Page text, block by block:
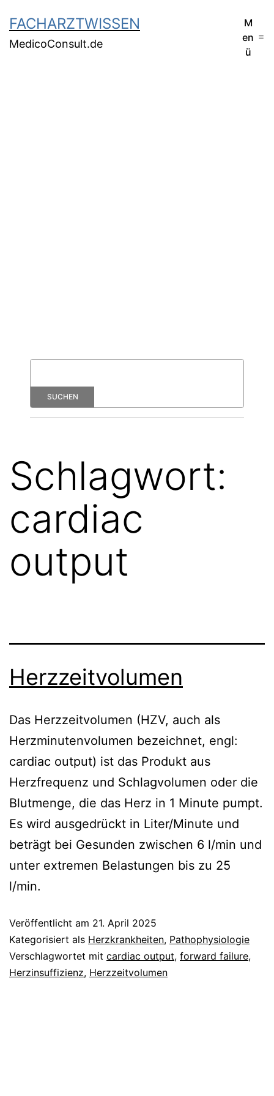
FACHARZTWISSEN
MedicoConsult.de
M
en
ü
Schlagwort:
cardiac
output
Herzzeitvolumen
Das Herzzeitvolumen (HZV, auch als
Herzminutenvolumen bezeichnet, engl:
cardiac output) ist das Produkt aus
Herzfrequenz und Schlagvolumen oder die
Blutmenge, die das Herz in 1 Minute pumpt.
Es wird ausgedrückt in Liter/Minute und
beträgt bei Gesunden zwischen 6 l/min und
unter extremen Belastungen bis zu 25
l/min.
Veröffentlicht am 21. April 2025
Kategorisiert als Herzkrankheiten, Pathophysiologie
Verschlagwortet mit cardiac output, forward failure,
Herzinsuffizienz, Herzzeitvolumen